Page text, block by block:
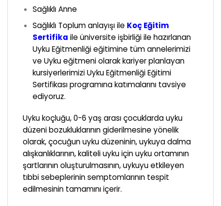
Sağlıklı Anne
Sağlıklı Toplum anlayışı ile Koç Eğitim
Sertifika ile üniversite işbirliği ile hazırlanan
Uyku Eğitmenliği eğitimine tüm annelerimizi
ve Uyku eğitmeni olarak kariyer planlayan
kursiyerlerimizi Uyku Eğitmenliği Eğitimi
Sertifikası programına katımalarını tavsiye
ediyoruz.
Uyku koçluğu, 0-6 yaş arası çocuklarda uyku
düzeni bozukluklarının giderilmesine yönelik
olarak, çocuğun uyku düzeninin, uykuya dalma
alışkanlıklarının, kaliteli uyku için uyku ortamının
şartlarının oluşturulmasının, uykuyu etkileyen
tıbbi sebeplerinin semptomlarının tespit
edilmesinin tamamını içerir.